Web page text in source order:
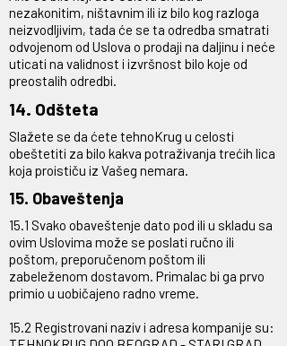
nezakonitim, ništavnim ili iz bilo kog razloga
neizvodljivim, tada će se ta odredba smatrati
odvojenom od Uslova o prodaji na daljinu i neće
uticati na validnost i izvršnost bilo koje od
preostalih odredbi.
14. Odšteta
Slažete se da ćete tehnoKrug u celosti
obeštetiti za bilo kakva potraživanja trećih lica
koja proističu iz Vašeg nemara.
15. Obaveštenja
15.1 Svako obaveštenje dato pod ili u skladu sa
ovim Uslovima može se poslati ručno ili
poštom, preporučenom poštom ili
zabeleženom dostavom. Primalac bi ga prvo
primio u uobičajeno radno vreme.
15.2 Registrovani naziv i adresa kompanije su: